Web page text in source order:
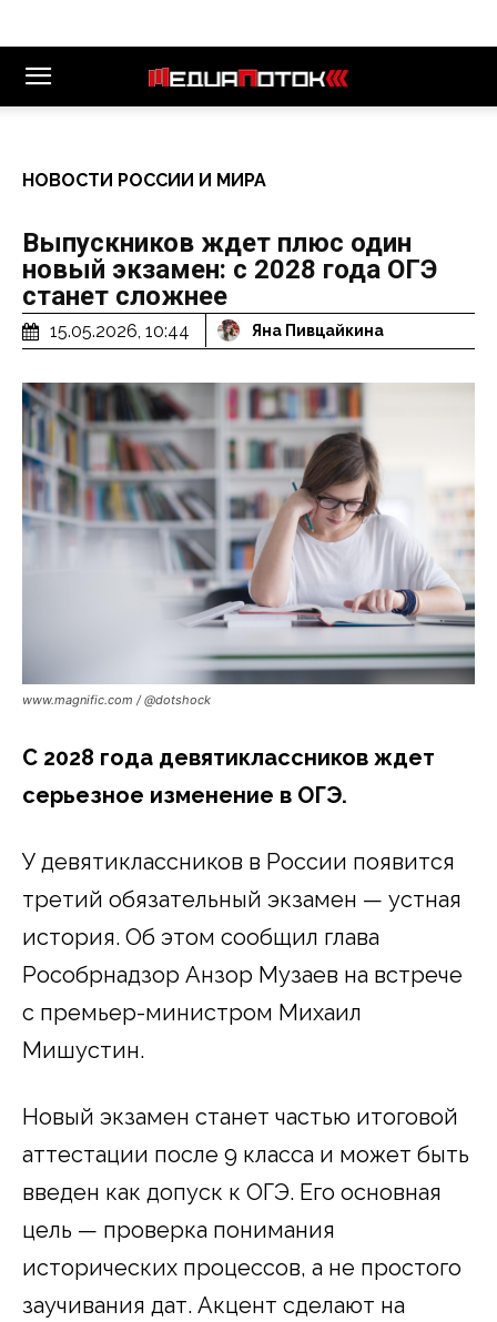
НОВОСТИ РОССИИ И МИРА
Выпускников ждет плюс один
новый экзамен: с 2028 года ОГЭ
станет сложнее
15.05.2026, 10:44 Яна Пивцайкина
www.magnific.com / @dotshock
С 2028 года девятиклассников ждет
серьезное изменение в ОГЭ.
У девятиклассников в России появится
третий обязательный экзамен — устная
история. Об этом сообщил глава
Рособрнадзор Анзор Музаев на встрече
с премьер-министром Михаил
Мишустин.
Новый экзамен станет частью итоговой
аттестации после 9 класса и может быть
введен как допуск к ОГЭ. Его основная
цель — проверка понимания
исторических процессов, а не простого
заучивания дат. Акцент сделают на